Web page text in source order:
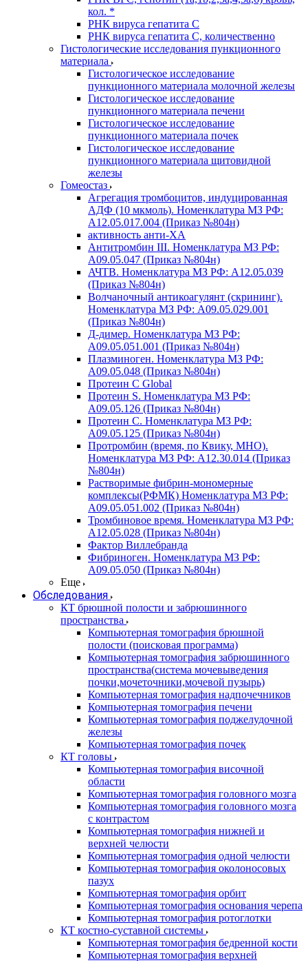
кол. *
РНК вируса гепатита C
РНК вируса гепатита C, количественно
Гистологические исследования пункционного
материала
Гистологическое исследование
пункционного материала молочной железы
Гистологическое исследование
пункционного материала печени
Гистологическое исследование
пункционного материала почек
Гистологическое исследование
пункционного материала щитовидной
железы
Гомеостаз
Агрегация тромбоцитов, индуцированная
АДФ (10 мкмоль). Номенклатура МЗ РФ:
A12.05.017.004 (Приказ №804н)
активность анти-ХА
Антитромбин III. Номенклатура МЗ РФ:
A09.05.047 (Приказ №804н)
АЧТВ. Номенклатура МЗ РФ: A12.05.039
(Приказ №804н)
Волчаночный антикоагулянт (скрининг).
Номенклатура МЗ РФ: A09.05.029.001
(Приказ №804н)
Д-димер. Номенклатура МЗ РФ:
A09.05.051.001 (Приказ №804н)
Плазминоген. Номенклатура МЗ РФ:
A09.05.048 (Приказ №804н)
Протеин C Global
Протеин S. Номенклатура МЗ РФ:
A09.05.126 (Приказ №804н)
Протеин С. Номенклатура МЗ РФ:
A09.05.125 (Приказ №804н)
Протромбин (время, по Квику, МНО).
Номенклатура МЗ РФ: A12.30.014 (Приказ
№804н)
Растворимые фибрин-мономерные
комплексы(РФМК) Номенклатура МЗ РФ:
A09.05.051.002 (Приказ №804н)
Тромбиновое время. Номенклатура МЗ РФ:
A12.05.028 (Приказ №804н)
Фактор Виллебранда
Фибриноген. Номенклатура МЗ РФ:
A09.05.050 (Приказ №804н)
Еще
Обследования
КТ брюшной полости и забрюшинного
пространства
Компьютерная томография брюшной
полости (поисковая программа)
Компьютерная томография забрюшинного
пространства(система мочевыведения
почки,мочеточники,мочевой пузырь)
Компьютерная томография надпочечников
Компьютерная томография печени
Компьютерная томография поджелудочной
железы
Компьютерная томография почек
КТ головы
Компьютерная томография височной
области
Компьютерная томография головного мозга
Компьютерная томография головного мозга
с контрастом
Компьютерная томография нижней и
верхней челюсти
Компьютерная томография одной челюсти
Компьютерная томография околоносовых
пазух
Компьютерная томография орбит
Компьютерная томография основания черепа
Компьютерная томография ротоглотки
КТ костно-суставной системы
Компьютерная томография бедренной кости
Компьютерная томография верхней